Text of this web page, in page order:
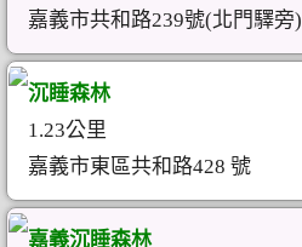
嘉義市共和路239號(北門驛旁)
沉睡森林
1.23公里
嘉義市東區共和路428 號
嘉義沉睡森林